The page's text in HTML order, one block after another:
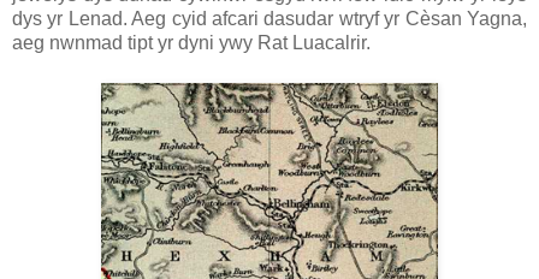
dys yr Lenad. Aeg cyid afcari dasudar wtryf yr Cèsan Yagna,
aeg nwnmad tipt yr dyni ywy Rat Luacalrir.